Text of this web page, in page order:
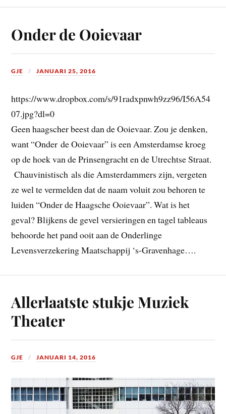
Onder de Ooievaar
GJE JANUARI 25, 2016
https://www.dropbox.com/s/91radxpnwh9zz96/I56A54
07.jpg?dl=0
Geen haagscher beest dan de Ooievaar. Zou je denken,
want “Onder de Ooievaar” is een Amsterdamse kroeg
op de hoek van de Prinsengracht en de Utrechtse Straat.
Chauvinistisch als die Amsterdammers zijn, vergeten
ze wel te vermelden dat de naam voluit zou behoren te
luiden “Onder de Haagsche Ooievaar”. Wat is het
geval? Blijkens de gevel versieringen en tagel tableaus
behoorde het pand ooit aan de Onderlinge
Levensverzekering Maatschappij ‘s-Gravenhage….
Allerlaatste stukje Muziek
Theater
GJE JANUARI 14, 2016